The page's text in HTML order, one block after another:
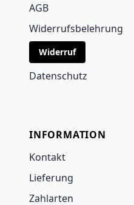
AGB
Widerrufsbelehrung
Widerruf
Datenschutz
INFORMATION
Kontakt
Lieferung
Zahlarten